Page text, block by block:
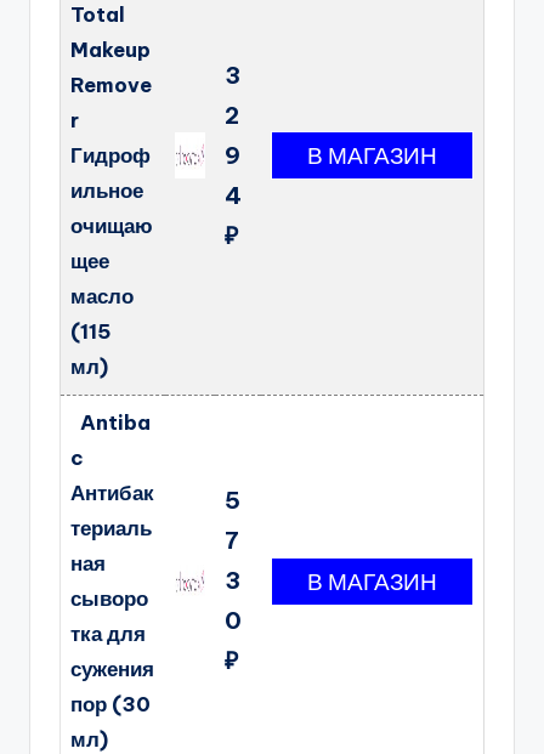
Total
Makeup
Remove
r
Гидроф
ильное
очищаю
щее
масло
(115
мл)
3
2
9
4
₽
Antiba
c
Антибак
териаль
ная
сыворо
тка для
сужения
пор (30
мл)
5
7
3
0
₽